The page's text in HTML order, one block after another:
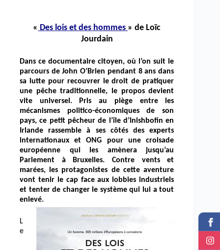
« Des lois et des hommes » de Loïc
Jourdain
Dans ce documentaire citoyen, où l’on suit le
parcours de John O’Brien pendant 8 ans dans
sa lutte pour recouvrer le droit de pratiquer
une pêche traditionnelle, le propos devient
vite universel. Pris au piège entre les
mécanismes politico-économiques de son
pays, ce petit pêcheur de l’île d’Inishbofin en
Irlande rassemble à ses côtés des experts
internationaux et ONG pour une croisade
européenne qui les amènera jusqu’au
Parlement à Bruxelles. Contre vents et
marées, les protagonistes de cette aventure
vont tenir le cap face aux lobbies industriels
et tenter de changer le système qui lui a tout
enlevé.
L
e